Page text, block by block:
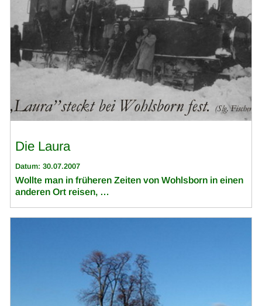
Die Laura
Datum: 30.07.2007
Wollte man in früheren Zeiten von Wohlsborn in einen
anderen Ort reisen, …